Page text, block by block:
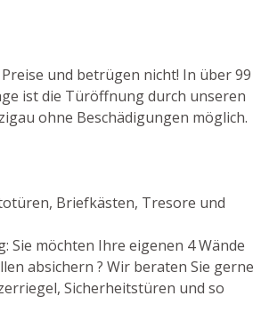
und betrügen nicht! In über 99
ist die Türöffnung durch unseren
ohne Beschädigungen möglich.
Briefkästen, Tresore und
Sie möchten Ihre eigenen 4 Wände
absichern ? Wir beraten Sie gerne
Sicherheitstüren und so